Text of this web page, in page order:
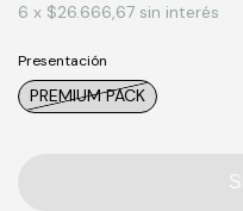
6 x $26.666,67 sin interés
Presentación
PREMIUM PACK